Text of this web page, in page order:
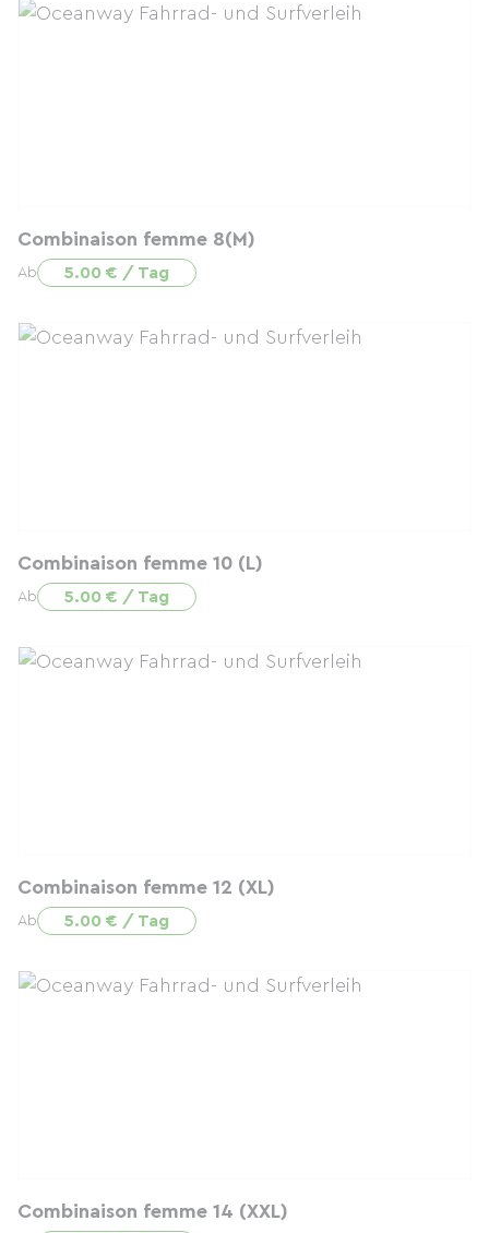
Combinaison femme 8(M)
Ab 5.00 € / Tag
Combinaison femme 10 (L)
Ab 5.00 € / Tag
Combinaison femme 12 (XL)
Ab 5.00 € / Tag
Combinaison femme 14 (XXL)